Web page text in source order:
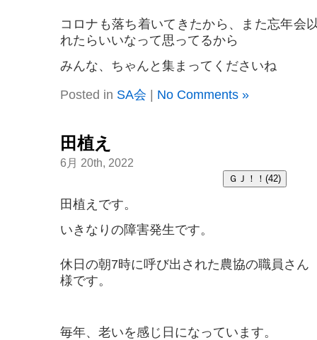
コロナも落ち着いてきたから、また忘年会
れたらいいなって思ってるから
みんな、ちゃんと集まってくださいね
Posted in SA会 | No Comments »
田植え
6月 20th, 2022
田植えです。
いきなりの障害発生です。
休日の朝7時に呼び出された農協の職員さん
様です。
毎年、老いを感じ日になっています。